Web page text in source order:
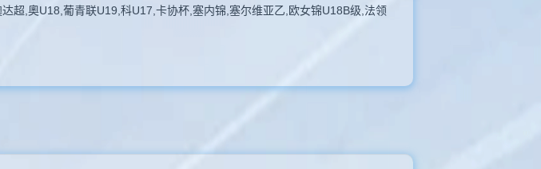
超,奧U18,葡青联U19,科U17,卡协杯,塞内锦,塞尔维亚乙,欧女锦U18B级,法领